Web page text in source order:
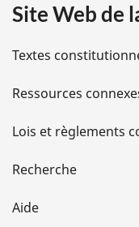
i
l
s
d
e
l
Site Web de
Textes
Ressources
Lois et règlements
Recherche
Aide